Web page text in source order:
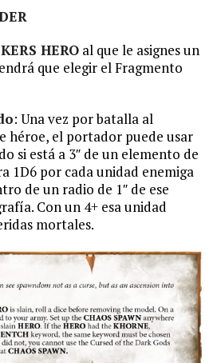
HERO al que le asignes un
que elegir el Fragmento
: Una vez por batalla al
héroe, el portador puede usar
si está a 3″ de un elemento de
1D6 por cada unidad enemiga
de un radio de 1″ de ese
Con un 4+ esa unidad
mortales.